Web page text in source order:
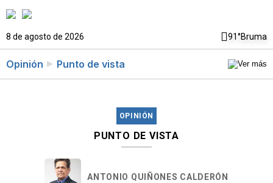
8 de agosto de 2026 91°Bruma
Opinión Punto de vista
OPINIÓN
PUNTO DE VISTA
ANTONIO QUIÑONES CALDERÓN